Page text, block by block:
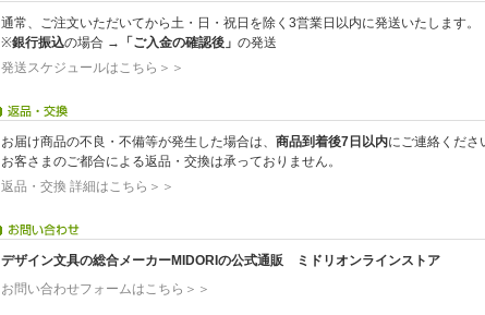
通常、ご注文いただいてから土・日・祝日を除く3営業日以内に発送いたします。
※銀行振込の場合 → 「ご入金の確認後」 の発送
発送スケジュールはこちら＞＞
お届け商品の不良・不備等が発生した場合は、 商品到着後7日以内にご連絡くださ
お客さまのご都合による返品・交換は承っておりません。
返品・交換 詳細はこちら＞＞
デザイン文具の総合メーカーMIDORIの公式通販 ミドリオンラインストア
お問い合わせフォームはこちら＞＞